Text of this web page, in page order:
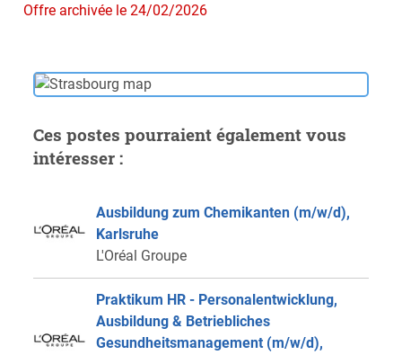
Offre archivée le 24/02/2026
Ces postes pourraient également vous
intéresser :
Ausbildung zum Chemikanten (m/w/d),
Karlsruhe
L'Oréal Groupe
Praktikum HR - Personalentwicklung,
Ausbildung & Betriebliches
Gesundheitsmanagement (m/w/d),